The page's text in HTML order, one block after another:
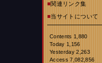
■関連リンク集
■当サイトについて
Contents 1,880
Today 1,156
Yesterday 2,263
Access 7,082,856